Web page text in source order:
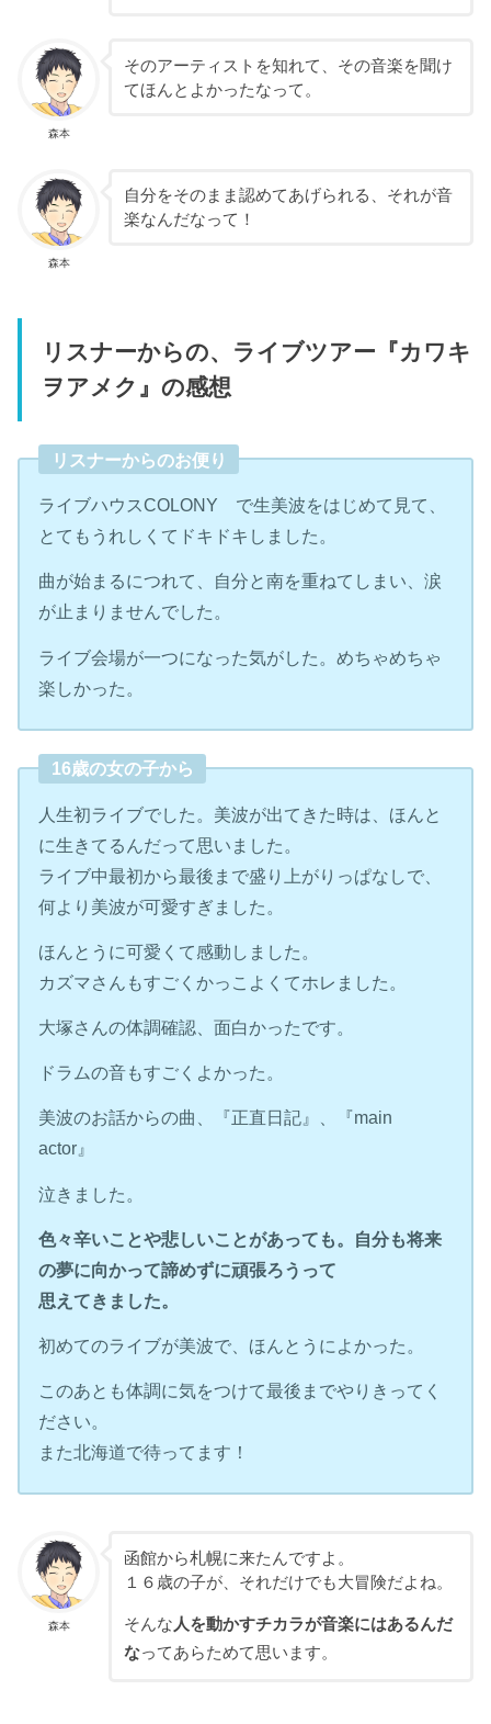
森本
そのアーティストを知れて、その音楽を聞け
てほんとよかったなって。
森本
自分をそのまま認めてあげられる、それが音
楽なんだなって！
リスナーからの、ライブツアー『カワキ
ヲアメク』の感想
リスナーからのお便り
ライブハウスCOLONY で生美波をはじめて見て、
とてもうれしくてドキドキしました。
曲が始まるにつれて、自分と南を重ねてしまい、涙
が止まりませんでした。
ライブ会場が一つになった気がした。めちゃめちゃ
楽しかった。
16歳の女の子から
人生初ライブでした。美波が出てきた時は、ほんと
に生きてるんだって思いました。
ライブ中最初から最後まで盛り上がりっぱなしで、
何より美波が可愛すぎました。
ほんとうに可愛くて感動しました。
カズマさんもすごくかっこよくてホレました。
大塚さんの体調確認、面白かったです。
ドラムの音もすごくよかった。
美波のお話からの曲、『正直日記』、『main
actor』
泣きました。
色々辛いことや悲しいことがあっても。自分も将来
の夢に向かって諦めずに頑張ろうって
思えてきました。
初めてのライブが美波で、ほんとうによかった。
このあとも体調に気をつけて最後までやりきってく
ださい。
また北海道で待ってます！
森本
函館から札幌に来たんですよ。
１６歳の子が、それだけでも大冒険だよね。
そんな人を動かすチカラが音楽にはあるんだ
なってあらためて思います。